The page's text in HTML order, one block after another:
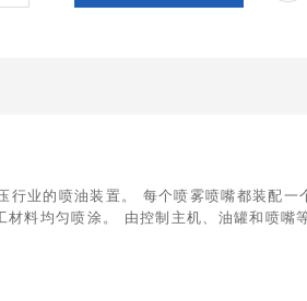
业的喷油装置。 每个喷雾喷嘴都装配
料均匀喷涂。 由控制主机、油罐和喷嘴